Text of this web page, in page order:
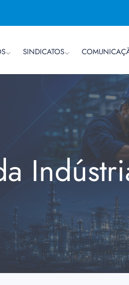
SINDICATOS